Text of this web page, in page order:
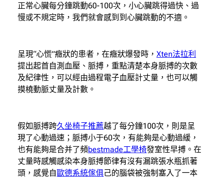
正常心臟每分鐘跳動60-100次，小心臟跳得過快、過
慢或不規定時，我們就會感到到心臟跳動的不適。
呈現“心慌”癥狀的患者，在癥狀爆發時， Xten法拉利
提出起首自測血壓、脈搏，重點清楚本身脈搏的次數
及紀律性，可以經由過程電子血壓計丈量，也可以觸
摸橈動脈丈量及計數。
假如脈搏跨久坐椅子推薦越了每分鐘100次，則是呈
現了心動過速；脈搏小于60次，有能夠是心動過緩，
也有能夠是合并了頻bestmade工學椅發室性早搏。在
丈量時感觸感染本身脈搏節律有沒有漏跳張水瓶抓著
頭，感覺自歐德系統傢俱己的腦袋被強制塞入了一本